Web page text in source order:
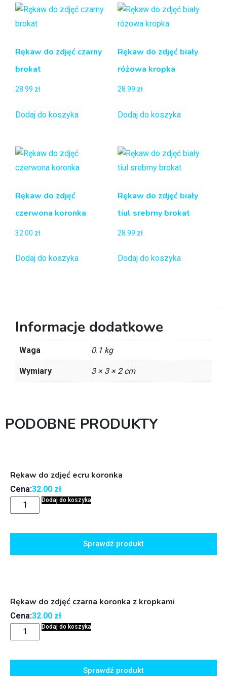
Rękaw do zdjęć czarny
brokat
28.99 zł
Dodaj do koszyka
Rękaw do zdjęć biały
różowa kropka
28.99 zł
Dodaj do koszyka
Rękaw do zdjęć
czerwona koronka
32.00 zł
Dodaj do koszyka
Rękaw do zdjęć biały
tiul srebrny brokat
28.99 zł
Dodaj do koszyka
Informacje dodatkowe
Waga 0.1 kg
Wymiary 3 × 3 × 2 cm
PODOBNE PRODUKTY
Rękaw do zdjęć ecru koronka
Cena:32.00 zł
Dodaj do koszyka
Sprawdź produkt
Rękaw do zdjęć czarna koronka z kropkami
Cena:32.00 zł
Dodaj do koszyka
Sprawdź produkt